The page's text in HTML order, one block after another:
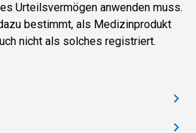
Urteilsvermögen anwenden muss.
bestimmt, als Medizinprodukt
nicht als solches registriert.